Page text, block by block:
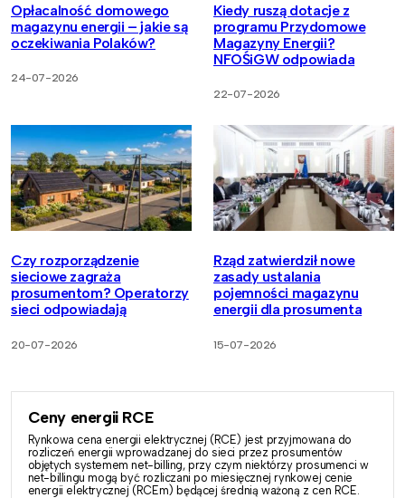
Opłacalność domowego
magazynu energii – jakie są
oczekiwania Polaków?
24-07-2026
Kiedy ruszą dotacje z
programu Przydomowe
Magazyny Energii?
NFOŚiGW odpowiada
22-07-2026
Czy rozporządzenie
sieciowe zagraża
prosumentom? Operatorzy
sieci odpowiadają
20-07-2026
Rząd zatwierdził nowe
zasady ustalania
pojemności magazynu
energii dla prosumenta
15-07-2026
Ceny energii RCE
Rynkowa cena energii elektrycznej (RCE) jest przyjmowana do
rozliczeń energii wprowadzanej do sieci przez prosumentów
objętych systemem net-billing, przy czym niektórzy prosumenci w
net-billingu mogą być rozliczani po miesięcznej rynkowej cenie
energii elektrycznej (RCEm) będącej średnią ważoną z cen RCE.